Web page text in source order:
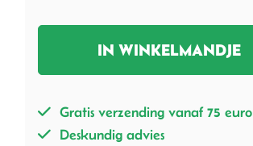
IN WINKELMANDJE
Gratis verzending vanaf 75 euro
Deskundig advies